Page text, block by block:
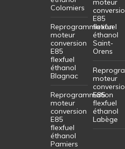
Colomiers
Reprogrammation
moteur
conversion
E85
flexfuel
éthanol
Blagnac
Reprogrammation
moteur
conversion
E85
flexfuel
éthanol
Pamiers
moteur
E85
flexfuel
éthanol
Saint-
Orens
moteur
E85
flexfuel
éthanol
Labège